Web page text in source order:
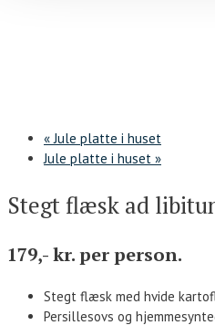
«Jule platte i huset
Jule platte i huset »
Stegt flæsk ad
179,- kr. per person.
Stegt flæsk med hvide
Persillesovs og